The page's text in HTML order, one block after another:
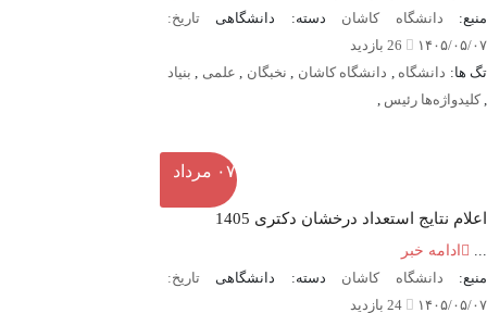
منبع: دانشگاه کاشان دسته: دانشگاهی تاریخ:
۱۴۰۵/۰۵/۰۷
تگ ها: دانشگاه , دانشگاه کاشان , نخبگان , علمی , بنیاد
,کلیدواژه‌ها رئیس ,
۰۷ مرداد
اعلام نتایج استعداد درخشان دکتری 1405
...
ادامه خبر
منبع: دانشگاه کاشان دسته: دانشگاهی تاریخ:
۱۴۰۵/۰۵/۰۷